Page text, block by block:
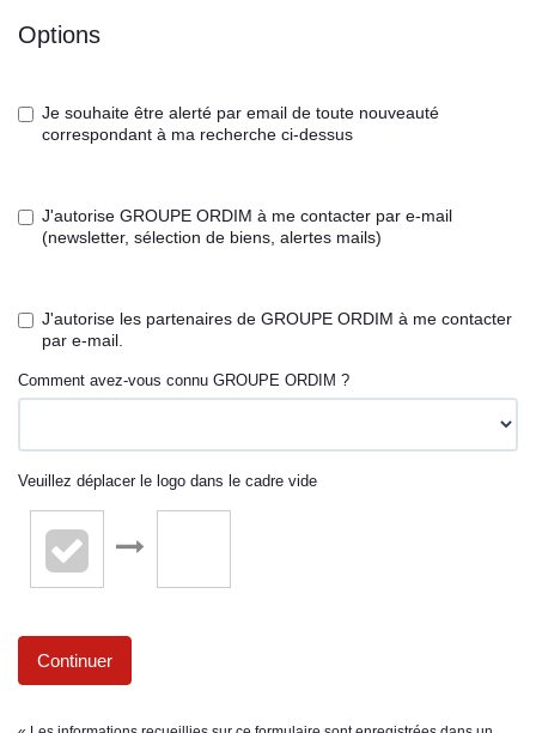
Options
Je souhaite être alerté par email de toute nouveauté
correspondant à ma recherche ci-dessus
J'autorise GROUPE ORDIM à me contacter par e-mail
(newsletter, sélection de biens, alertes mails)
J'autorise les partenaires de GROUPE ORDIM à me contacter
par e-mail.
Comment avez-vous connu GROUPE ORDIM ?
Veuillez déplacer le logo dans le cadre vide
Continuer